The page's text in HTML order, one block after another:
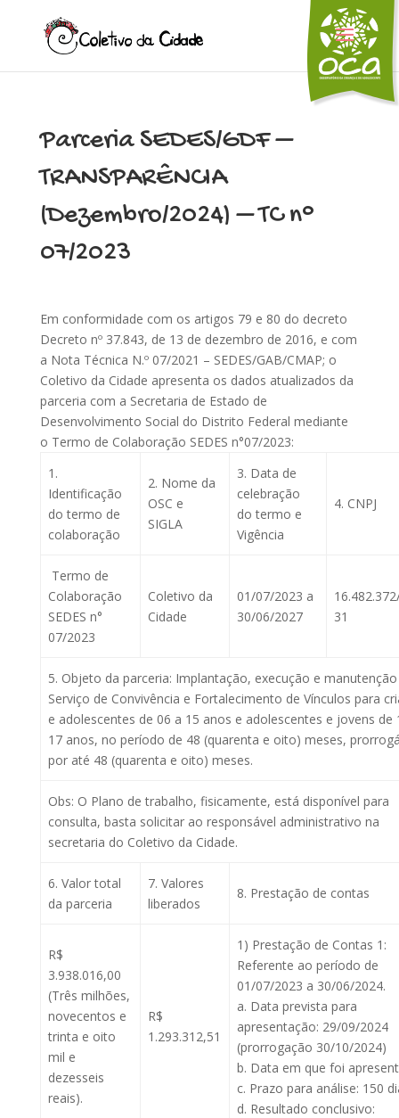
Parceria SEDES/GDF –
TRANSPARÊNCIA
(Dezembro/2024) – TC n°
07/2023
Em conformidade com os artigos 79 e 80 do decreto
Decreto nº 37.843, de 13 de dezembro de 2016, e com
a Nota Técnica N.º 07/2021 – SEDES/GAB/CMAP; o
Coletivo da Cidade apresenta os dados atualizados da
parceria com a Secretaria de Estado de
Desenvolvimento Social do Distrito Federal mediante
o Termo de Colaboração SEDES n°07/2023:
1.
Identificação
do termo de
colaboração
2. Nome da
OSC e
SIGLA
3. Data de
celebração
do termo e
Vigência
4. CNPJ
Termo de
Colaboração
SEDES n°
07/2023
Coletivo da
Cidade
01/07/2023 a
30/06/2027
31
5. Objeto da parceria: Implantação, execução e
Serviço de Convivência e Fortalecimento de Vínculos para
e adolescentes de 06 a 15 anos e adolescentes e jovens de
17 anos, no período de 48 (quarenta e oito) meses,
por até 48 (quarenta e oito) meses.
Obs: O Plano de trabalho, fisicamente, está disponível para
consulta, basta solicitar ao responsável administrativo na
secretaria do Coletivo da Cidade.
6. Valor total
da parceria
7. Valores
liberados
8. Prestação de contas
R$
3.938.016,00
(Três milhões,
novecentos e
trinta e oito
mil e
dezesseis
reais).
R$
1.293.312,51
1) Prestação de Contas 1:
Referente ao período de
01/07/2023 a 30/06/2024.
a. Data prevista para
apresentação: 29/09/2024
(prorrogação 30/10/2024)
b. Data em que foi
c. Prazo para análise: 150
d. Resultado conclusivo: